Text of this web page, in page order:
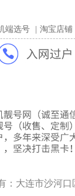
端选号 淘宝店铺
：大连市沙河